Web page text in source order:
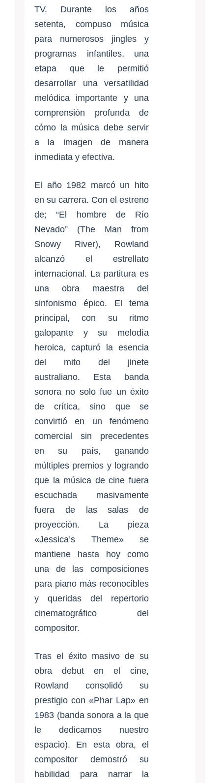
TV. Durante los años
setenta, compuso música
para numerosos jingles y
programas infantiles, una
etapa que le permitió
desarrollar una versatilidad
melódica importante y una
comprensión profunda de
cómo la música debe servir
a la imagen de manera
inmediata y efectiva.
El año 1982 marcó un hito
en su carrera. Con el estreno
de; “El hombre de Río
Nevado” (The Man from
Snowy River), Rowland
alcanzó el estrellato
internacional. La partitura es
una obra maestra del
sinfonismo épico. El tema
principal, con su ritmo
galopante y su melodía
heroica, capturó la esencia
del mito del jinete
australiano. Esta banda
sonora no solo fue un éxito
de crítica, sino que se
convirtió en un fenómeno
comercial sin precedentes
en su país, ganando
múltiples premios y logrando
que la música de cine fuera
escuchada masivamente
fuera de las salas de
proyección. La pieza
«Jessica’s Theme» se
mantiene hasta hoy como
una de las composiciones
para piano más reconocibles
y queridas del repertorio
cinematográfico del
compositor.
Tras el éxito masivo de su
obra debut en el cine,
Rowland consolidó su
prestigio con «Phar Lap» en
1983 (banda sonora a la que
le dedicamos nuestro
espacio). En esta obra, el
compositor demostró su
habilidad para narrar la